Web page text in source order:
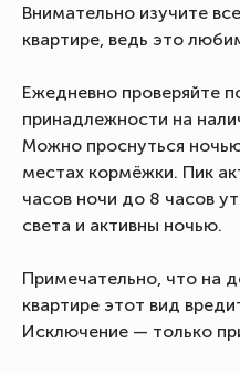
Внимательно изучите
квартире, ведь это
Ежедневно проверяйте
принадлежности на
Можно проснуться
местах кормёжки. Пик
часов ночи до 8 часов
света и активны ночью.
Примечательно, что на
квартире этот вид
Исключение — только